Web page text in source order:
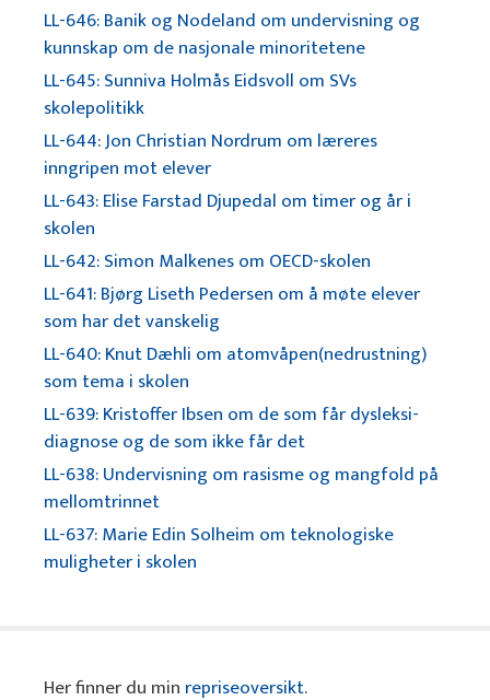
LL-646: Banik og Nodeland om undervisning og
kunnskap om de nasjonale minoritetene
LL-645: Sunniva Holmås Eidsvoll om SVs
skolepolitikk
LL-644: Jon Christian Nordrum om læreres
inngripen mot elever
LL-643: Elise Farstad Djupedal om timer og år i
skolen
LL-642: Simon Malkenes om OECD-skolen
LL-641: Bjørg Liseth Pedersen om å møte elever
som har det vanskelig
LL-640: Knut Dæhli om atomvåpen(nedrustning)
som tema i skolen
LL-639: Kristoffer Ibsen om de som får dysleksi-
diagnose og de som ikke får det
LL-638: Undervisning om rasisme og mangfold på
mellomtrinnet
LL-637: Marie Edin Solheim om teknologiske
muligheter i skolen
Her finner du min repriseoversikt.